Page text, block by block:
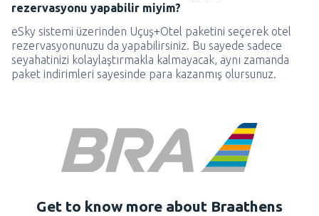
rezervasyonu yapabilir miyim?
eSky sistemi üzerinden Uçuş+Otel paketini seçerek otel
rezervasyonunuzu da yapabilirsiniz. Bu sayede sadece
seyahatinizi kolaylaştırmakla kalmayacak, aynı zamanda
paket indirimleri sayesinde para kazanmış olursunuz.
Get to know more about Braathens